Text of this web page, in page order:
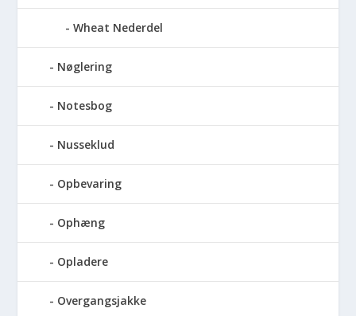
Wheat Nederdel
Nøglering
Notesbog
Nusseklud
Opbevaring
Ophæng
Opladere
Overgangsjakke